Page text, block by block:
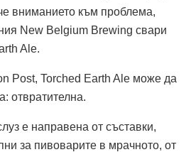
вниманието към проблема,
New Belgium Brewing свари
Ale.
Post, Torched Earth Ale може да
отвратителна.
е направена от съставки,
за пивоварите в мрачното, от